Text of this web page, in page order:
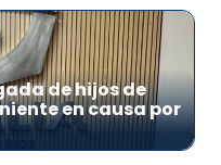
de hijos de
en causa por